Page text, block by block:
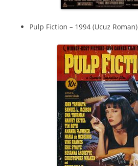
Pulp Fiction – 1994 (Ucuz Roman)